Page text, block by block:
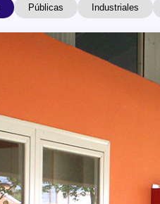
Públicas Industriales